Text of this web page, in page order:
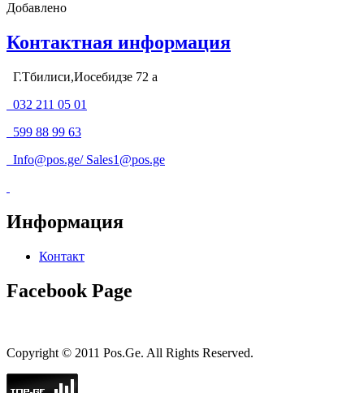
Добавлено
Контактная информация
Г.Тбилиси,Иосебидзе 72 а
032 211 05 01
599 88 99 63
Info@pos.ge/ Sales1@pos.ge
Информация
Контакт
Facebook Page
Copyright © 2011 Pos.Ge. All Rights Reserved.